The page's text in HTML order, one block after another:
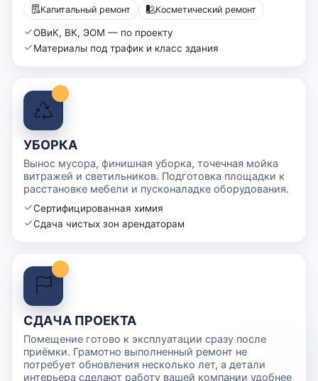
Капитальный ремонт Косметический ремонт
ОВиК, ВК, ЭОМ — по проекту
Материалы под трафик и класс здания
УБОРКА
Вынос мусора, финишная уборка, точечная мойка
витражей и светильников. Подготовка площадки к
расстановке мебели и пусконаладке оборудования.
Сертифицированная химия
Сдача чистых зон арендаторам
СДАЧА ПРОЕКТА
Помещение готово к эксплуатации сразу после
приёмки. Грамотно выполненный ремонт не
потребует обновления несколько лет, а детали
интерьера сделают работу вашей компании удобнее